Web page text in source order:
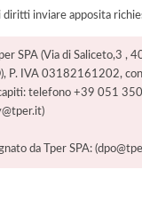
diritti inviare apposita
SPA (Via di Saliceto,3 ,
P. IVA 03182161202,
telefono +39 051
da Tper SPA: